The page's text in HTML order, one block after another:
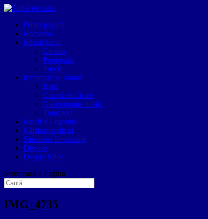
Prima pagină
Romania
Restul lumii
Croatia
Portugalia
Turcia
Informatii si sfaturi
Bani
Cazari verificate
Gastronomie locala
Transport
Istorii si Legende
Călători-scriitori
Sănătatea în vacanțe
Diverse
Despre Mine
Selectează o Pagină
IMG_4735